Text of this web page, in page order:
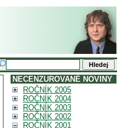
NECENZUROVANÉ NOVINY
ROČNÍK 2005
ROČNÍK 2004
ROČNÍK 2003
ROČNÍK 2002
ROČNÍK 2001